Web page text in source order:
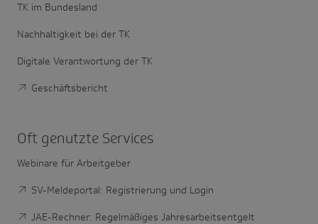
TK im Bundesland
Nachhaltigkeit bei der TK
Digitale Verantwortung der TK
Geschäftsbericht
Oft genutzte Services
Webinare für Arbeitgeber
SV-Meldeportal: Registrierung und Login
JAE-Rechner: Regelmäßiges Jahresarbeitsentgelt